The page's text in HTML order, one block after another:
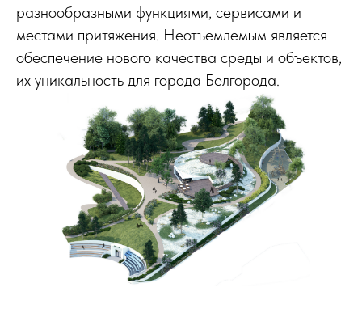
разнообразными функциями, сервисами и
местами притяжения. Неотъемлемым является
обеспечение нового качества среды и объектов,
их уникальность для города Белгорода.